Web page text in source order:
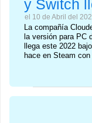
y Switch
el 10 de Abril del
La compañía
la versión para PC
llega este 2022
hace en Steam